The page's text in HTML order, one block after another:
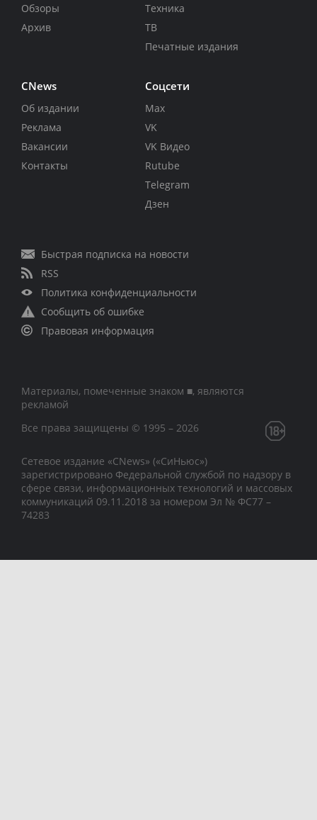
Обзоры
Архив
Техника
ТВ
Печатные издания
CNews
Об издании
Реклама
Вакансии
Контакты
Соцсети
Max
VK
VK Видео
Rutube
Telegram
Дзен
Быстрая подписка на новости
RSS
Политика конфиденциальности
Сообщить об ошибке
Правовая информация
Материалы, помеченные знаком ■, являются
рекламой
Все права защищены © 1995 – 2026
Сетевое издание «CNews» («СиНьюс»)
зарегистрировано Федеральной службой по надзору в
сфере связи, информационных технологий и массовых
коммуникаций 09.11.2018 за номером Эл № ФС77 –
74283